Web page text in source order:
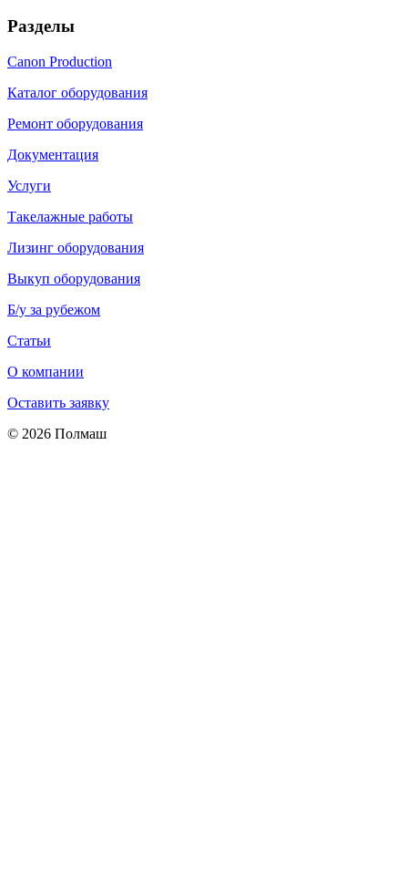
Разделы
Canon Production
Каталог оборудования
Ремонт оборудования
Документация
Услуги
Такелажные работы
Лизинг оборудования
Выкуп оборудования
Б/у за рубежом
Статьи
О компании
Оставить заявку
© 2026 Полмаш